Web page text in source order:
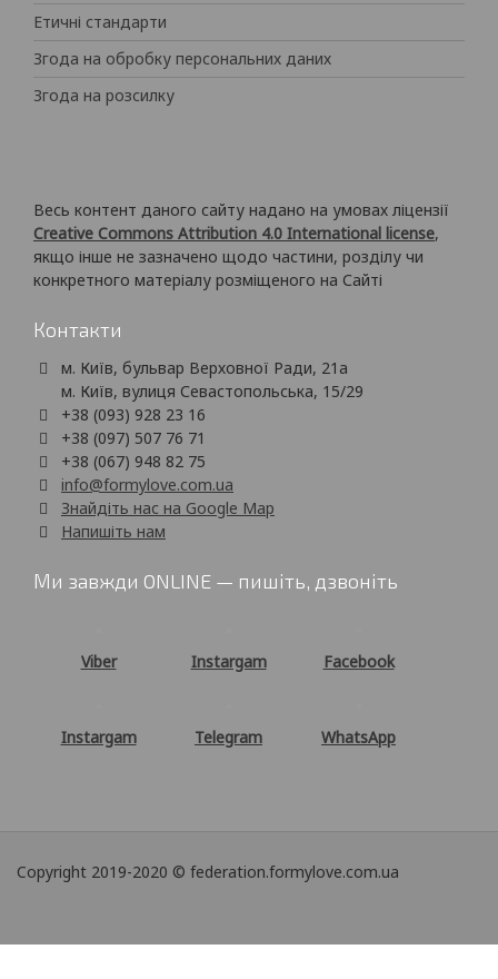
Етичні стандарти
Згода на обробку персональних даних
Згода на розсилку
Весь контент даного сайту надано на умовах ліцензії
Creative Commons Attribution 4.0 International license,
якщо інше не зазначено щодо частини, розділу чи
конкретного матеріалу розміщеного на Сайті
Контакти
м. Київ, бульвар Верховної Ради, 21а
м. Київ, вулиця Севастопольська, 15/29
+38 (093) 928 23 16
+38 (097) 507 76 71
+38 (067) 948 82 75
info@formylove.com.ua
Знайдіть нас на Google Map
Напишіть нам
Ми завжди ONLINE — пишіть, дзвоніть
Viber Instargam Facebook
Instargam Telegram WhatsApp
Copyright 2019-2020 © federation.formylove.com.ua